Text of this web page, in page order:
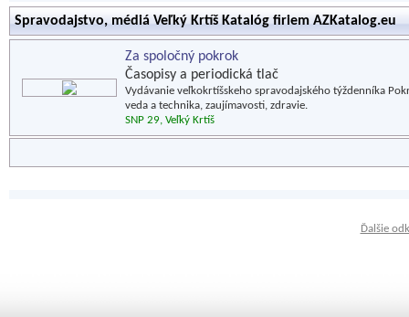
Spravodajstvo, médiá Veľký Krtíš Katalóg firiem AZKatalog.eu
Za spoločný pokrok
Časopisy a periodická tlač
Vydávanie veľkokrtíšskeho spravodajského týždenníka
veda a technika, zaujímavosti, zdravie.
SNP 29, Veľký Krtíš
Ďalšie